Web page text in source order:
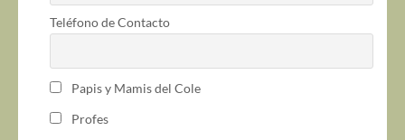
Teléfono de Contacto
Papis y Mamis del Cole
Profes